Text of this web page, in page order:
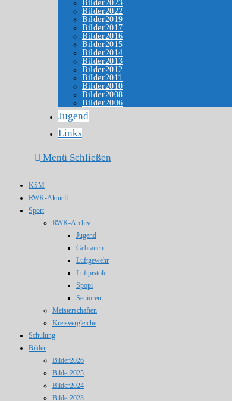
Bilder2023
Bilder2022
Bilder2019
Bilder2017
Bilder2016
Bilder2015
Bilder2014
Bilder2013
Bilder2012
Bilder2011
Bilder2010
Bilder2008
Bilder2006
Jugend
Links
Menü Schließen
KSM
RWK-Aktuell
Sport
RWK-Archiv
Jugend
Gebrauch
Luftgewehr
Luftpistole
Spopi
Senioren
Meisterschaften
Kreisvergleiche
Schulung
Bilder
Bilder2026
Bilder2025
Bilder2024
Bilder2023